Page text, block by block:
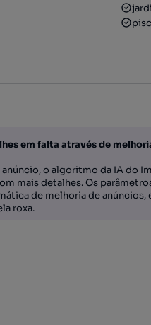
em falta através de
o algoritmo da IA do
mais detalhes. Os
de melhoria de anúncios,
roxa.